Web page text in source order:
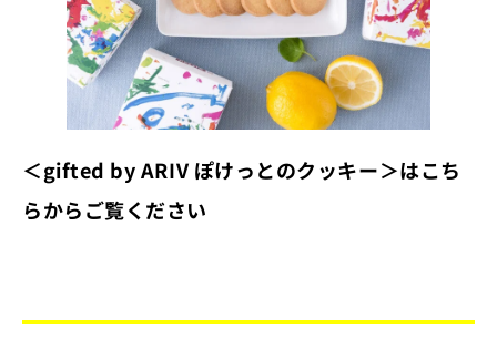
＜gifted by ARIV ぽけっとのクッキー＞はこち
らからご覧ください